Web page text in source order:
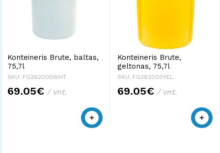
Konteineris Brute, baltas,
75,7l
SKU: FG262000WHT
69.05€ / vnt.
Konteineris Brute,
geltonas, 75,7l
SKU: FG262000YEL
69.05€ / vnt.